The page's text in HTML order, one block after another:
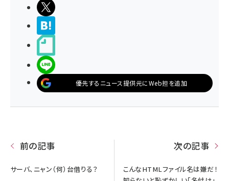
優先するニュース提供元にWeb担を追加
前の記事
サーバ、ニャン（何）台借りる？
次の記事
こんなHTMLファイル名は嫌だ！